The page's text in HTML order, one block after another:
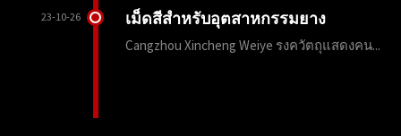
23-10-26 เม็ดสีสำหรับอุตสาหกรรมยาง
Cangzhou Xincheng Weiye รงควัตถุแสดงคน...